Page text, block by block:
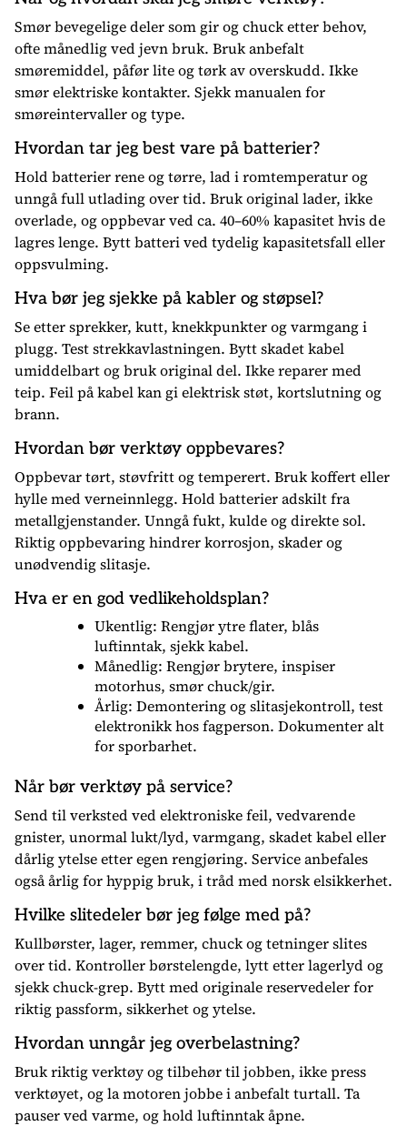
Smør bevegelige deler som gir og chuck etter behov,
ofte månedlig ved jevn bruk. Bruk anbefalt
smøremiddel, påfør lite og tørk av overskudd. Ikke
smør elektriske kontakter. Sjekk manualen for
smøreintervaller og type.
Hvordan tar jeg best vare på batterier?
Hold batterier rene og tørre, lad i romtemperatur og
unngå full utlading over tid. Bruk original lader, ikke
overlade, og oppbevar ved ca. 40–60% kapasitet hvis de
lagres lenge. Bytt batteri ved tydelig kapasitetsfall eller
oppsvulming.
Hva bør jeg sjekke på kabler og støpsel?
Se etter sprekker, kutt, knekkpunkter og varmgang i
plugg. Test strekkavlastningen. Bytt skadet kabel
umiddelbart og bruk original del. Ikke reparer med
teip. Feil på kabel kan gi elektrisk støt, kortslutning og
brann.
Hvordan bør verktøy oppbevares?
Oppbevar tørt, støvfritt og temperert. Bruk koffert eller
hylle med verneinnlegg. Hold batterier adskilt fra
metallgjenstander. Unngå fukt, kulde og direkte sol.
Riktig oppbevaring hindrer korrosjon, skader og
unødvendig slitasje.
Hva er en god vedlikeholdsplan?
Ukentlig: Rengjør ytre flater, blås
luftinntak, sjekk kabel.
Månedlig: Rengjør brytere, inspiser
motorhus, smør chuck/gir.
Årlig: Demontering og slitasjekontroll, test
elektronikk hos fagperson. Dokumenter alt
for sporbarhet.
Når bør verktøy på service?
Send til verksted ved elektroniske feil, vedvarende
gnister, unormal lukt/lyd, varmgang, skadet kabel eller
dårlig ytelse etter egen rengjøring. Service anbefales
også årlig for hyppig bruk, i tråd med norsk elsikkerhet.
Hvilke slitedeler bør jeg følge med på?
Kullbørster, lager, remmer, chuck og tetninger slites
over tid. Kontroller børstelengde, lytt etter lagerlyd og
sjekk chuck-grep. Bytt med originale reservedeler for
riktig passform, sikkerhet og ytelse.
Hvordan unngår jeg overbelastning?
Bruk riktig verktøy og tilbehør til jobben, ikke press
verktøyet, og la motoren jobbe i anbefalt turtall. Ta
pauser ved varme, og hold luftinntak åpne.